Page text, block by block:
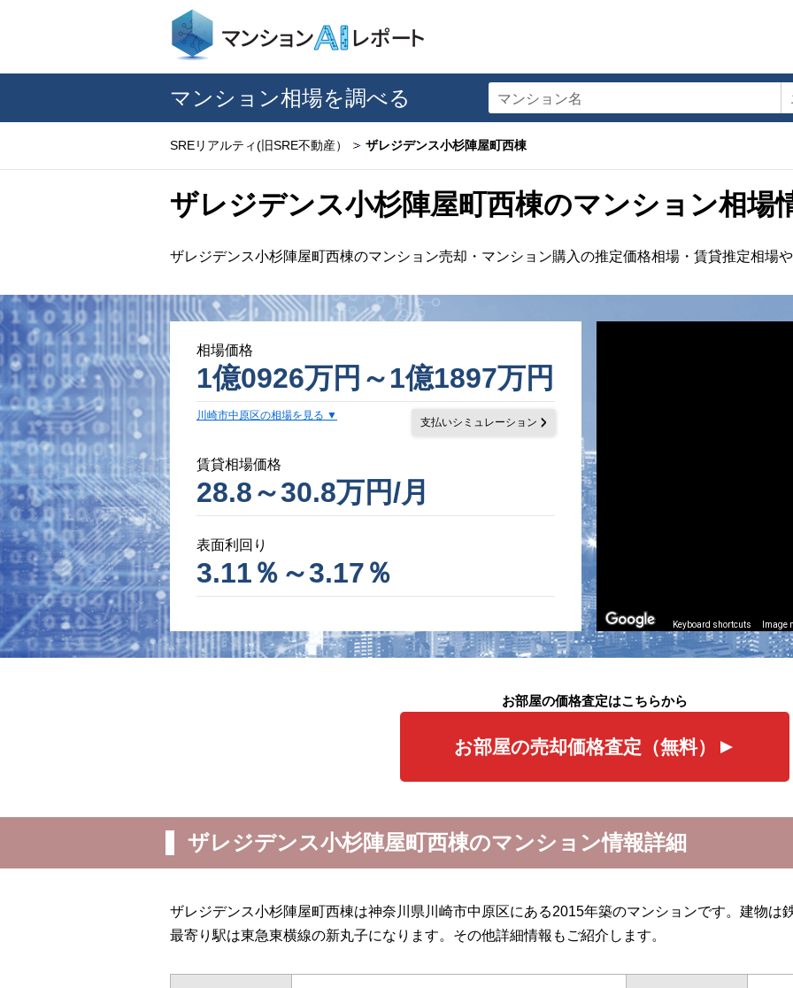
マンション相場を調べる マンション名
SREリアルティ(旧SRE不動産） ザレジデンス小杉陣屋町西棟
ザレジデンス小杉陣屋町西棟のマンション相場
ザレジデンス小杉陣屋町西棟のマンション売却・マンション購入の推定価格相場・賃貸推定相場
相場価格
1億0926万円～1億1897万円
川崎市中原区の相場を見る
支払いシミュレーション
賃貸相場価格
28.8～30.8万円/月
表面利回り
3.11％～3.17％
Keyboard shortcuts Image
お部屋の価格査定はこちらから
お部屋の売却価格査定（無料）
ザレジデンス小杉陣屋町西棟のマンション情報詳細
ザレジデンス小杉陣屋町西棟は神奈川県川崎市中原区にある2015年築のマンションです。建物は
最寄り駅は東急東横線の新丸子になります。その他詳細情報もご紹介します。